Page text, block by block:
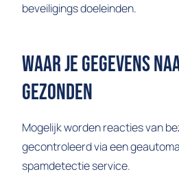
beveiligings doeleinden.
Waar Je Gegevens
Gezonden
Mogelijk worden reacties van
gecontroleerd via een
spamdetectie service.